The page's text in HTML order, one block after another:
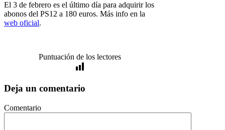
El 3 de febrero es el último día para adquirir los
abonos del PS12 a 180 euros. Más info en la
web oficial.
Puntuación de los lectores
Deja un comentario
Comentario